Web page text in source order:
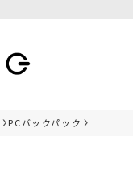
PCバックパック